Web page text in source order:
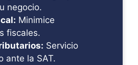
negocio.
Minimice
fiscales.
Servicio
ante la SAT.